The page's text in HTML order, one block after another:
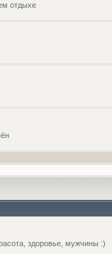
отдыхе
здоровье, мужчины :)